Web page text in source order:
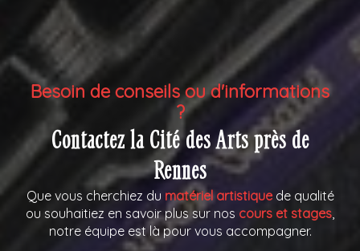
Besoin de conseils ou d'informations
?
Contactez la Cité des Arts près de
Rennes
Que vous cherchiez du matériel artistiquede qualité
ou souhaitiez en savoir plus sur nos cours et stages
notre équipe est là pour vous accompagner.